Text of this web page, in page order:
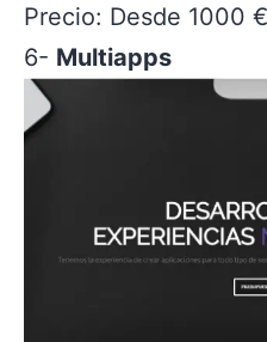
Precio: Desde 1000
6- Multiapps